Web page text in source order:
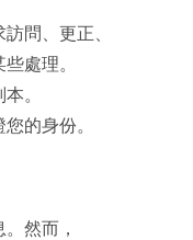
問、更正、
處理。
。
的身份。
然而，